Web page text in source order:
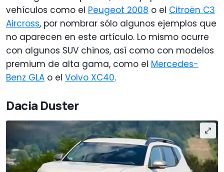
vehículos como el Peugeot 2008 o el Citroën C3
Aircross, por nombrar sólo algunos ejemplos que
no aparecen en este artículo. Lo mismo ocurre
con algunos SUV chinos, así como con modelos
premium de alta gama, como el Mercedes-
Benz GLA o el Volvo XC40.
Dacia Duster